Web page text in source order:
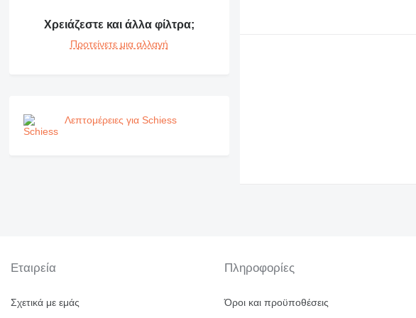
Χρειάζεστε και άλλα φίλτρα;
Προτείνετε μια αλλαγή
Λεπτομέρειες για Schiess
Εταιρεία
Σχετικά με εμάς
Πληροφορίες
Όροι και προϋποθέσεις